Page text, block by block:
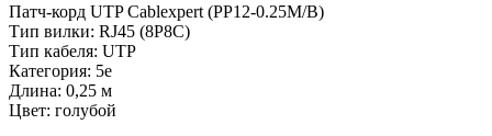
Патч-корд UTP Cablexpert (PP12-0.25M/B)
Тип вилки: RJ45 (8P8C)
Тип кабеля: UTP
Категория: 5е
Длина: 0,25 м
Цвет: голубой